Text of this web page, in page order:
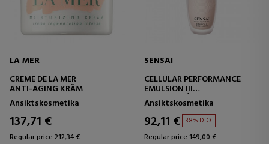
LA MER
CREME DE LA MER
ANTI-AGING KRÄM
Ansiktskosmetika
137,71 €
Regular price 212,34 €
SENSAI
CELLULAR PERFORMANCE
EMULSION III
INTENSIVVÅRD OCH
ÅTERSTÄLLANDE
BEHANDLING
Ansiktskosmetika
92,11 € 38% DTO.
Regular price 149,00 €